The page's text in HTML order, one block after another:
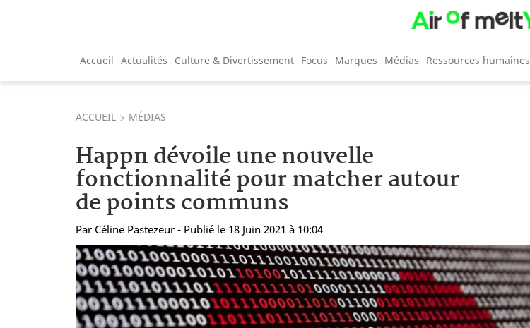
Accueil Actualités Culture & Divertissement Focus Marques Médias Ressources humaines
ACCUEIL MÉDIAS
Happn dévoile une nouvelle
fonctionnalité pour matcher autour
de points communs
Par Céline Pastezeur - Publié le 18 Juin 2021 à 10:04